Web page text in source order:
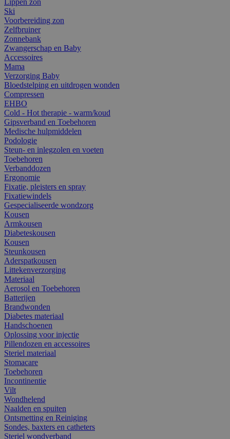
Ski
Voorbereiding zon
Zelfbruiner
Zonnebank
Zwangerschap en Baby
Accessoires
Mama
Verzorging Baby
Bloedstelping en uitdrogen wonden
Compressen
EHBO
Cold - Hot therapie - warm/koud
Gipsverband en Toebehoren
Medische hulpmiddelen
Podologie
Steun- en inlegzolen en voeten
Toebehoren
Verbanddozen
Ergonomie
Fixatie, pleisters en spray
Fixatiewindels
Gespecialiseerde wondzorg
Kousen
Armkousen
Diabeteskousen
Kousen
Steunkousen
Aderspatkousen
Littekenverzorging
Materiaal
Aerosol en Toebehoren
Batterijen
Brandwonden
Diabetes materiaal
Handschoenen
Oplossing voor injectie
Pillendozen en accessoires
Steriel materiaal
Stomacare
Toebehoren
Incontinentie
Vilt
Wondhelend
Naalden en spuiten
Ontsmetting en Reiniging
Sondes, baxters en catheters
Steriel wondverband